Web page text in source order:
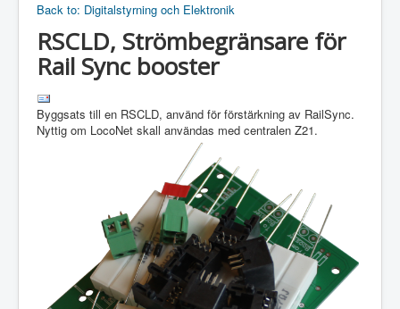
Back to: Digitalstyrning och Elektronik
RSCLD, Strömbegränsare för
Rail Sync booster
Byggsats till en RSCLD, använd för förstärkning av RailSync.
Nyttig om LocoNet skall användas med centralen Z21.